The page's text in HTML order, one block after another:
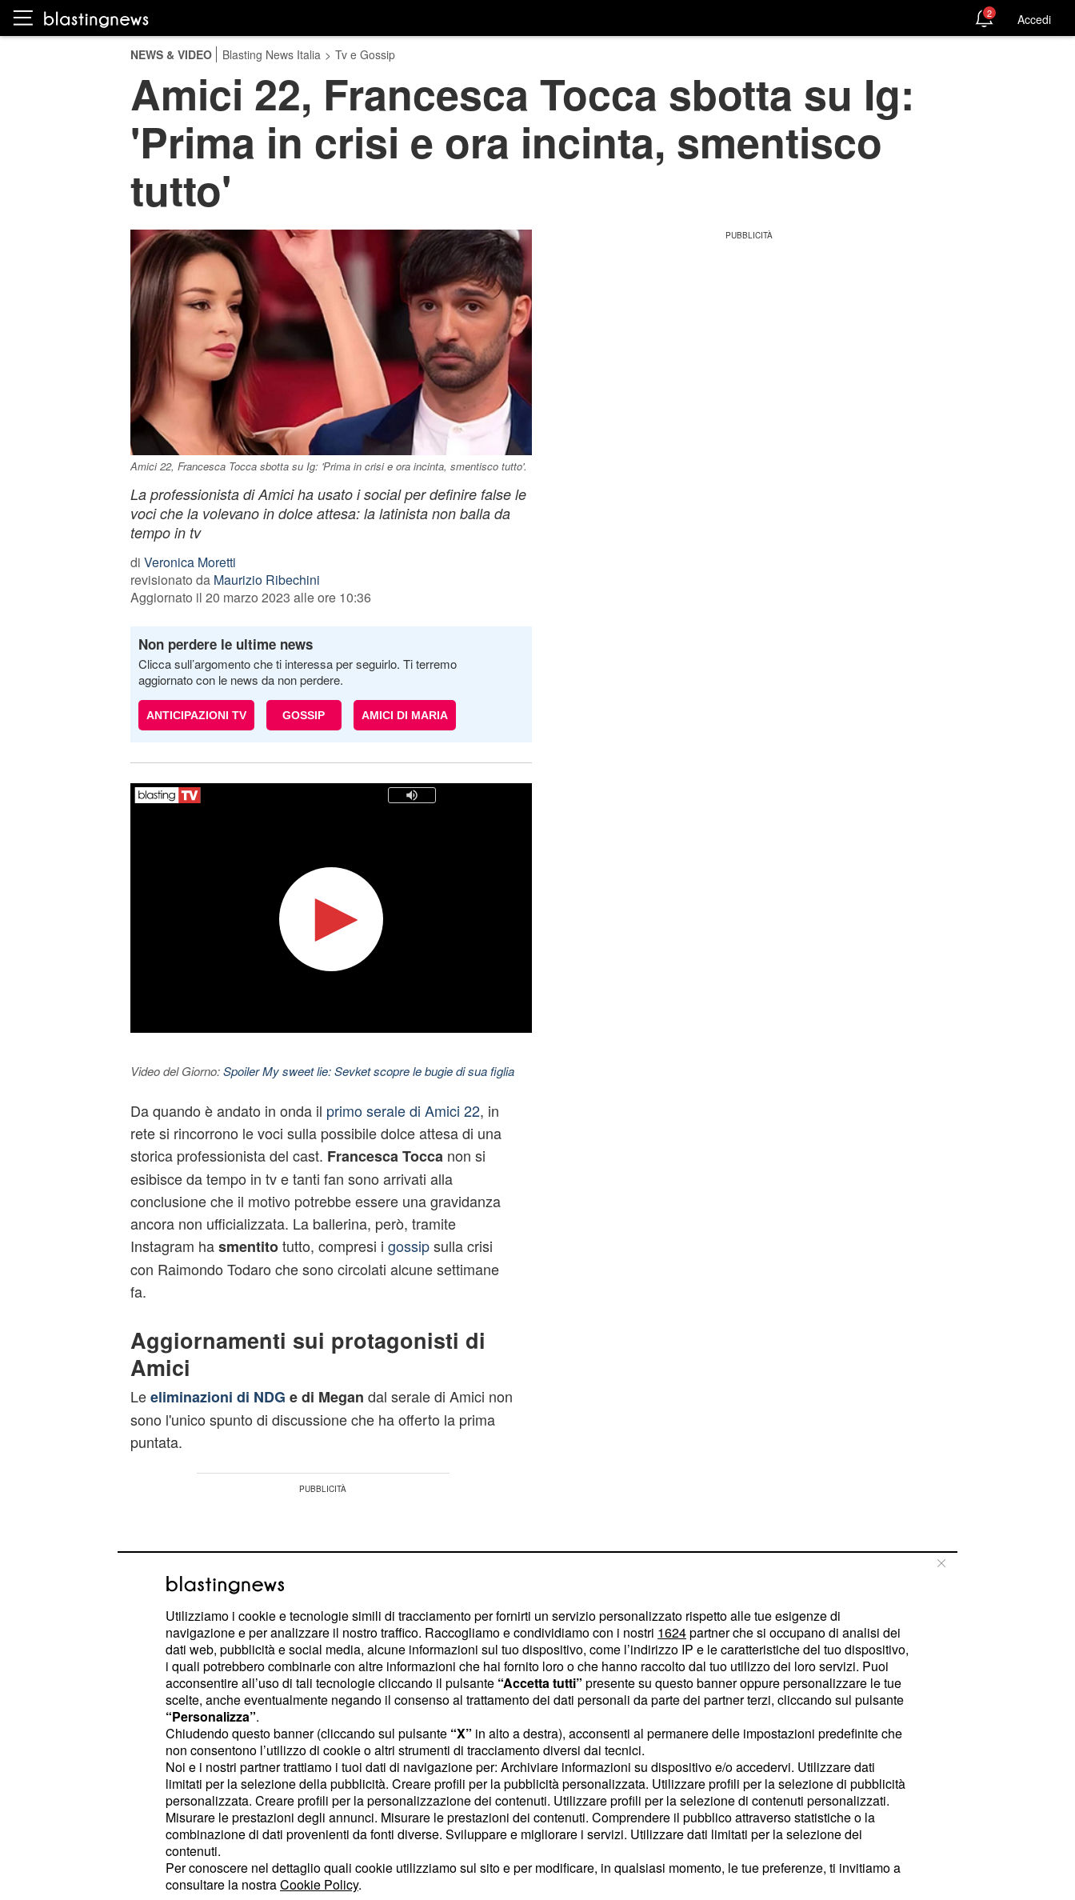
2 Accedi
NEWS & VIDEO Blasting News Italia > Tv e Gossip
Amici 22, Francesca Tocca sbotta su Ig:
'Prima in crisi e ora incinta, smentisco
tutto'
Amici 22, Francesca Tocca sbotta su Ig: 'Prima in crisi e ora incinta, smentisco tutto'.
La professionista di Amici ha usato i social per definire false le
voci che la volevano in dolce attesa: la latinista non balla da
tempo in tv
di Veronica Moretti
revisionato da Maurizio Ribechini
Aggiornato il 20 marzo 2023 alle ore 10:36
Non perdere le ultime news
Clicca sull’argomento che ti interessa per seguirlo. Ti terremo
aggiornato con le news da non perdere.
ANTICIPAZIONI TV GOSSIP AMICI DI MARIA
Video del Giorno:Spoiler My sweet lie: Sevket scopre le bugie di sua figlia
Da quando è andato in onda il primo serale di Amici 22, in
rete si rincorrono le voci sulla possibile dolce attesa di una
storica professionista del cast. Francesca Tocca non si
esibisce da tempo in tv e tanti fan sono arrivati alla
conclusione che il motivo potrebbe essere una gravidanza
ancora non ufficializzata. La ballerina, però, tramite
Instagram hasmentitotutto, compresi i gossipsulla crisi
con Raimondo Todaro che sono circolati alcune settimane
fa.
Aggiornamenti sui protagonisti di
Amici
Leeliminazioni di NDG e di Megan dal serale di Amici non
sono l'unico spunto di discussione che ha offerto la prima
puntata.
Tanti spettatori, infatti, hanno notato che Francesca Tocca
non si èmai esibitadurante la serata (neppure in uno dei
tanti "quadri" che il direttore artistico Jarny ha creato per i
ragazzi del cast) e che è entrata in studio solo per portare il
"guanto di sfida" dei professori.
In questa breve apparizione, inoltre, la ballerina di
Utilizziamo i cookie e tecnologie simili di tracciamento per fornirti un servizio personalizzato rispetto alle tue esigenze di
navigazione e per analizzare il nostro traffico. Raccogliamo e condividiamo con i nostri 1624partner che si occupano di analisi dei
dati web, pubblicità e social media, alcune informazioni sul tuo dispositivo, come l’indirizzo IP e le caratteristiche del tuo dispositivo,
i quali potrebbero combinarle con altre informazioni che hai fornito loro o che hanno raccolto dal tuo utilizzo dei loro servizi. Puoi
acconsentire all’uso di tali tecnologie cliccando il pulsante “Accetta tutti” presente su questo banner oppure personalizzare le tue
scelte, anche eventualmente negando il consenso al trattamento dei dati personali da parte dei partner terzi, cliccando sul pulsante
“Personalizza”.
Chiudendo questo banner (cliccando sul pulsante “X” in alto a destra), acconsenti al permanere delle impostazioni predefinite che
non consentono l’utilizzo di cookie o altri strumenti di tracciamento diversi dai tecnici.
Noi e i nostri partner trattiamo i tuoi dati di navigazione per: Archiviare informazioni su dispositivo e/o accedervi. Utilizzare dati
limitati per la selezione della pubblicità. Creare profili per la pubblicità personalizzata. Utilizzare profili per la selezione di pubblicità
personalizzata. Creare profili per la personalizzazione dei contenuti. Utilizzare profili per la selezione di contenuti personalizzati.
Misurare le prestazioni degli annunci. Misurare le prestazioni dei contenuti. Comprendere il pubblico attraverso statistiche o la
combinazione di dati provenienti da fonti diverse. Sviluppare e migliorare i servizi. Utilizzare dati limitati per la selezione dei
contenuti.
Per conoscere nel dettaglio quali cookie utilizziamo sul sito e per modificare, in qualsiasi momento, le tue preferenze, ti invitiamo a
consultare la nostraCookie Policy.